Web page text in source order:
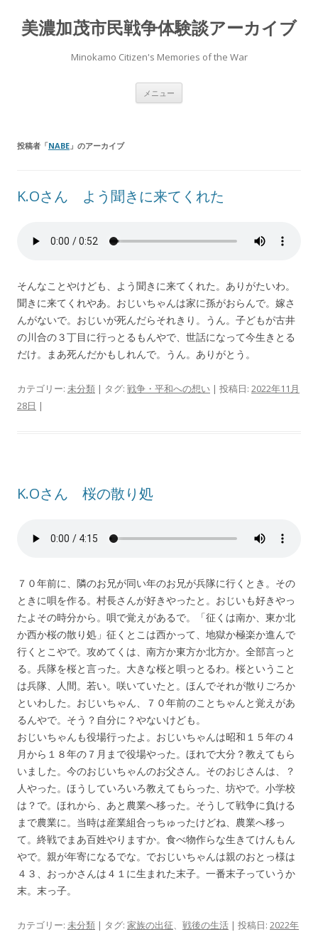
美濃加茂市民戦争体験談アーカイブ
Minokamo Citizen's Memories of the War
メニュー
投稿者「NABE 」のアーカイブ
K.Oさん よう聞きに来てくれた
そんなことやけども、よう聞きに来てくれた。ありがたいわ。
聞きに来てくれやあ。おじいちゃんは家に孫がおらんで。嫁さ
んがないで。おじいが死んだらそれきり。うん。子どもが古井
の川合の３丁目に行っとるもんやで、世話になって今生きとる
だけ。まあ死んだかもしれんで。うん。ありがとう。
カテゴリー: 未分類 | タグ: 戦争・平和への想い | 投稿日: 2022年11月
28日 |
K.Oさん 桜の散り処
７０年前に、隣のお兄が同い年のお兄が兵隊に行くとき。その
ときに唄を作る。村長さんが好きやったと。おじいも好きやっ
たよその時分から。唄で覚えがあるで。「征くは南か、東か北
か西か桜の散り処」征くとこは西かって、地獄か極楽か進んで
行くとこやで。攻めてくは、南方か東方か北方か。全部言っと
る。兵隊を桜と言った。大きな桜と唄っとるわ。桜ということ
は兵隊、人間。若い。咲いていたと。ほんでそれが散りごろか
といわした。おじいちゃん、７０年前のことちゃんと覚えがあ
るんやで。そう？自分に？やないけども。
おじいちゃんも役場行ったよ。おじいちゃんは昭和１５年の４
月から１８年の７月まで役場やった。ほれで大分？教えてもら
いました。今のおじいちゃんのお父さん。そのおじさんは、？
人やった。ほうしていろいろ教えてもらった、坊やで。小学校
は？で。ほれから、あと農業へ移った。そうして戦争に負ける
まで農業に。当時は産業組合っちゅったけどね、農業へ移っ
て。終戦でまあ百姓やりますか。食べ物作らな生きてけんもん
やで。親が年寄になるでな。でおじいちゃんは親のおとっ様は
４３、おっかさんは４１に生まれた末子。一番末子っていうか
末。末っ子。
カテゴリー: 未分類 | タグ: 家族の出征、 戦後の生活 | 投稿日: 2022年